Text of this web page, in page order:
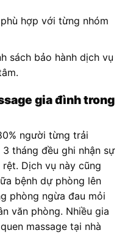
hợp với từng nhóm
sách bảo hành dịch vụ
gia đình trong
người từng trải
3 tháng đều ghi nhận sự
Dịch vụ này cũng
bệnh dự phòng lên
phòng ngừa đau mỏi
văn phòng. Nhiều gia
massage tại nhà